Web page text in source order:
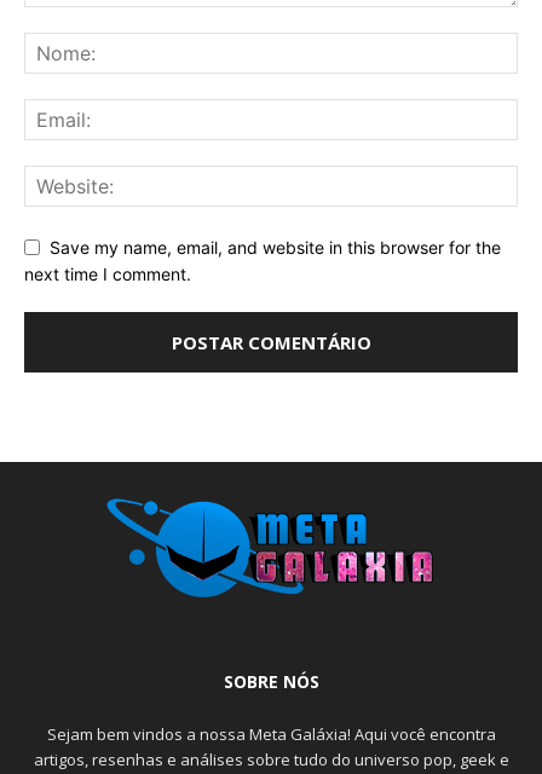
Save my name, email, and website in this browser for the
next time I comment.
SOBRE NÓS
Sejam bem vindos a nossa Meta Galáxia! Aqui você encontra
artigos, resenhas e análises sobre tudo do universo pop, geek e